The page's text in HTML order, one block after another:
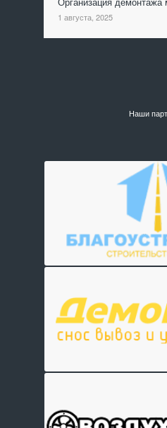
1 августа, 2025
Наши